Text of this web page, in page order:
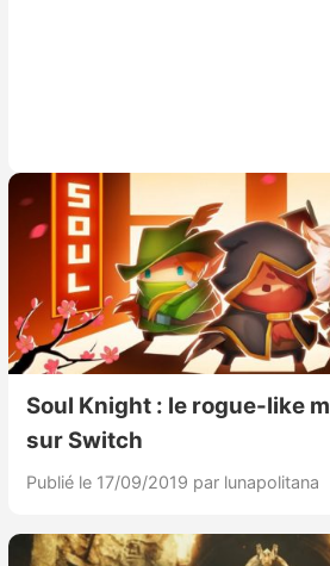
Soul Knight : le rogue-like
sur Switch
Publié le 17/09/2019 par lunapolitana